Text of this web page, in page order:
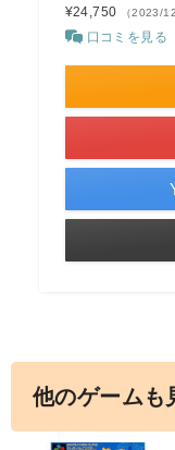
¥24,750
（2023/
口コミを見る
他のゲームも